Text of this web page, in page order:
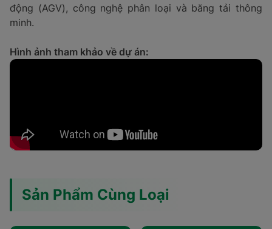
động (AGV), công nghệ phân loại và băng tải thông
minh.
Hình ảnh tham khảo về dự án:
Sản Phẩm Cùng Loại